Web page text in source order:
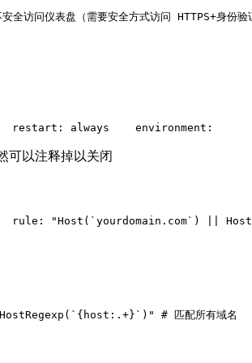
访问仪表盘（需要安全方式访问 HTTPS+身份验
restart: always
    environment:
可以注释掉以关闭
rule: "Host(`yourdomain.com`) ||
# 匹配所有域名